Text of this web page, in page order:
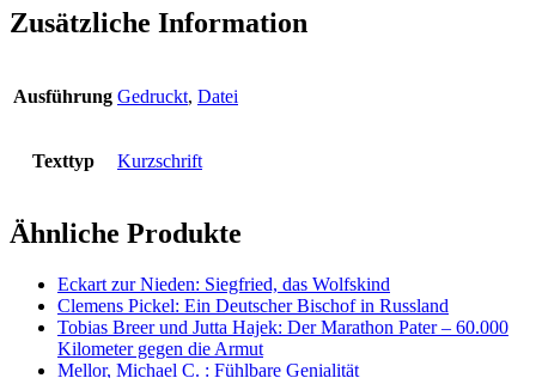
Zusätzliche Information
Ausführung Gedruckt, Datei
Texttyp Kurzschrift
Ähnliche Produkte
Eckart zur Nieden: Siegfried, das Wolfskind
Clemens Pickel: Ein Deutscher Bischof in Russland
Tobias Breer und Jutta Hajek: Der Marathon Pater – 60.000
Kilometer gegen die Armut
Mellor, Michael C. : Fühlbare Genialität